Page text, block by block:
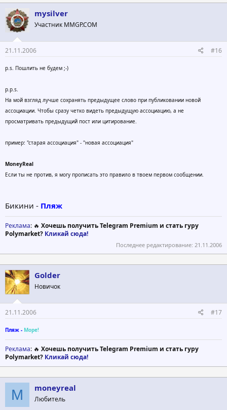
mysilver
Участник MMGP.COM
21.11.2006 #16
p.s. Пошлить не будем ;-)
p.p.s.
На мой взгляд лучше сохранять предыдущее слово при публиковании новой
ассоциации. Чтобы сразу четко видеть предыдущую ассоциацию, а не
просматривать предыдущий пост или цитирование.
пример: "старая ассоциация" - "новая ассоциация"
MoneyReal
Если ты не против, я могу прописать это правило в твоем первом сообщении.
Бикини - Пляж
Реклама: 🔥 Хочешь получить Telegram Premium и стать гуру
Polymarket? Кликай сюда!
Последнее редактирование: 21.11.2006
Golder
Новичок
21.11.2006 #17
Пляж - Море!
Реклама: 🔥 Хочешь получить Telegram Premium и стать гуру
Polymarket? Кликай сюда!
M moneyreal
Любитель